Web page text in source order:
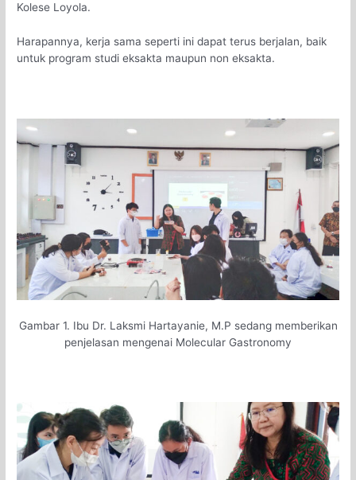
Kolese Loyola.
Harapannya, kerja sama seperti ini dapat terus berjalan, baik
untuk program studi eksakta maupun non eksakta.
Gambar 1. Ibu Dr. Laksmi Hartayanie, M.P sedang memberikan
penjelasan mengenai Molecular Gastronomy